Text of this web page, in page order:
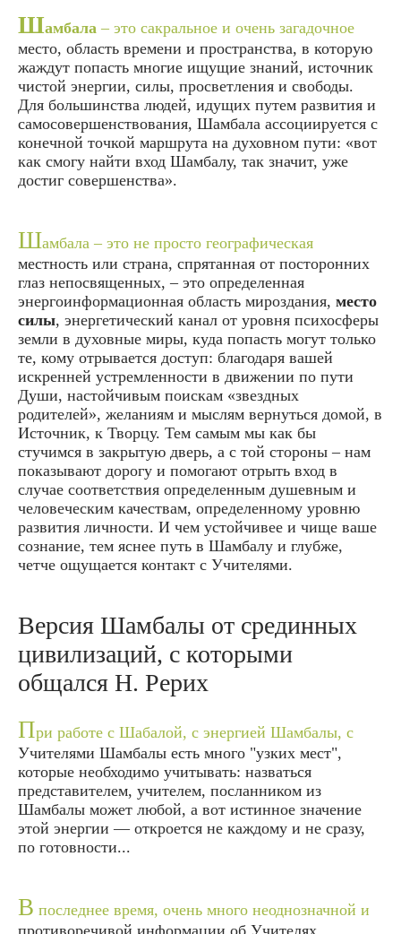
Шамбала – это сакральное и очень загадочное
место, область времени и пространства, в которую
жаждут попасть многие ищущие знаний, источник
чистой энергии, силы, просветления и свободы.
Для большинства людей, идущих путем развития и
самосовершенствования, Шамбала ассоциируется с
конечной точкой маршрута на духовном пути: «вот
как смогу найти вход Шамбалу, так значит, уже
достиг совершенства».
Шамбала – это не просто географическая
местность или страна, спрятанная от посторонних
глаз непосвященных, – это определенная
энергоинформационная область мироздания, место
силы, энергетический канал от уровня психосферы
земли в духовные миры, куда попасть могут только
те, кому отрывается доступ: благодаря вашей
искренней устремленности в движении по пути
Души, настойчивым поискам «звездных
родителей», желаниям и мыслям вернуться домой, в
Источник, к Творцу. Тем самым мы как бы
стучимся в закрытую дверь, а с той стороны – нам
показывают дорогу и помогают отрыть вход в
случае соответствия определенным душевным и
человеческим качествам, определенному уровню
развития личности. И чем устойчивее и чище ваше
сознание, тем яснее путь в Шамбалу и глубже,
четче ощущается контакт с Учителями.
Версия Шамбалы от срединных
цивилизаций, с которыми
общался Н. Рерих
При работе с Шабалой, с энергией Шамбалы, с
Учителями Шамбалы есть много "узких мест",
которые необходимо учитывать: назваться
представителем, учителем, посланником из
Шамбалы может любой, а вот истинное значение
этой энергии — откроется не каждому и не сразу,
по готовности...
В последнее время, очень много неоднозначной и